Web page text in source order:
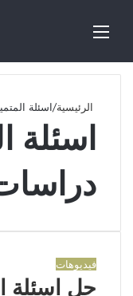
الرئيسية/اسئلة
اسئلة
فيديوهات
حل اسئلة